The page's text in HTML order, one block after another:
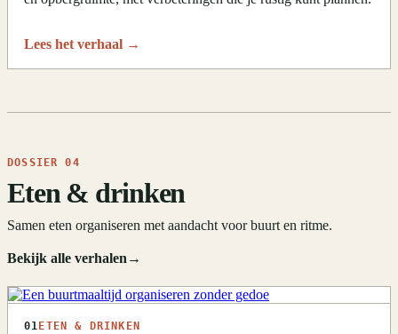
Lees het verhaal →
DOSSIER 04
Eten & drinken
Samen eten organiseren met aandacht voor buurt en ritme.
Bekijk alle verhalen→
01 ETEN & DRINKEN